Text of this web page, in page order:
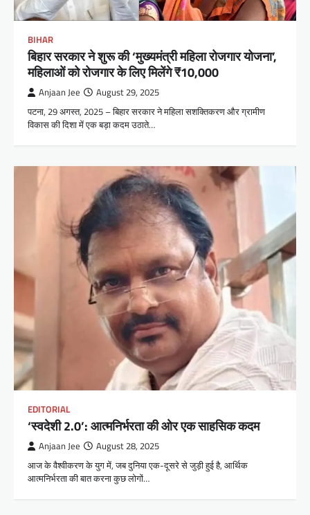
BIHAR
बिहार सरकार ने शुरू की ‘मुख्यमंत्री महिला रोजगार योजना’,
महिलाओं को रोजगार के लिए मिलेंगे ₹10,000
Anjaan Jee August 29, 2025
पटना, 29 अगस्त, 2025 – बिहार सरकार ने महिला सशक्तिकरण और ग्रामीण
विकास की दिशा में एक बड़ा कदम उठाते…
EDITORIAL
‘स्वदेशी 2.0’: आत्मनिर्भरता की ओर एक साहसिक कदम
Anjaan Jee August 28, 2025
आज के वैश्वीकरण के युग में, जब दुनिया एक-दूसरे से जुड़ी हुई है, आर्थिक
आत्मनिर्भरता की बात करना कुछ लोगों…